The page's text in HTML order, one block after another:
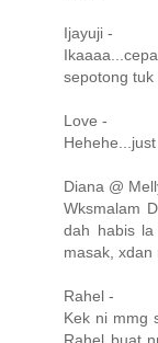
Ijayuji -
sepotong tuk
Love -
Diana @
Wksmalam
dah habis
masak, xdan
Rahel -
Kek ni mmg
Rahel buat